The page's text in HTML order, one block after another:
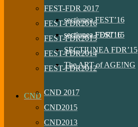
FEST-FDR 2017
FEST-FDR2016
sectiunea FEST’16
sectiunea FDR’16
FEST-FDR2015
sectiunea FEST’15
SECTIUNEA FDR’15
The ART of AGE!NG
FEST-FDR2014
FEST-FDR2012
CND CND 2017
CND2015
CND2013